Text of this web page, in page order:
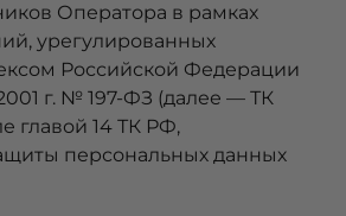
Оператора в рамках
урегулированных
Российской Федерации
г. № 197-ФЗ (далее — ТК
главой 14 ТК РФ,
персональных данных